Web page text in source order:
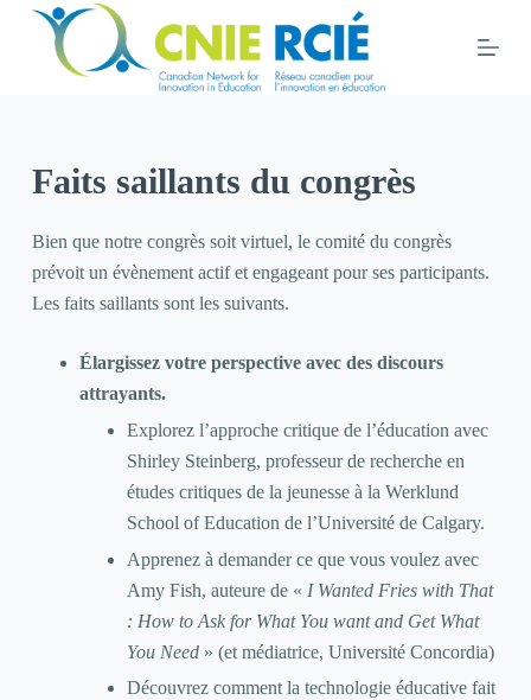
o
n
Faits saillants du congrès
Bien que notre congrès soit virtuel, le comité du congrès
prévoit un évènement actif et engageant pour ses participants.
Les faits saillants sont les suivants.
Élargissez votre perspective avec des discours
attrayants.
Explorez l’approche critique de l’éducation avec
Shirley Steinberg, professeur de recherche en
études critiques de la jeunesse à la Werklund
School of Education de l’Université de Calgary.
Apprenez à demander ce que vous voulez avec
Amy Fish, auteure de « I Wanted Fries with That
: How to Ask for What You want and Get What
You Need» (et médiatrice, Université Concordia)
Découvrez comment la technologie éducative fait